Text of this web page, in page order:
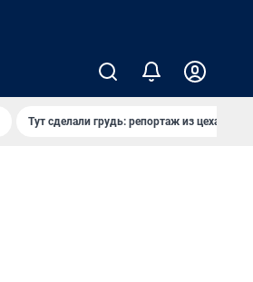
Тут сделали грудь: репортаж из цеха